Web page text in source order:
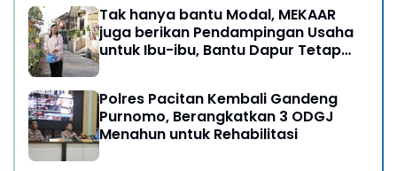
Tak hanya bantu Modal, MEKAAR
juga berikan Pendampingan Usaha
untuk Ibu-ibu, Bantu Dapur Tetap
Polres Pacitan Kembali Gandeng
Purnomo, Berangkatkan 3 ODGJ
Menahun untuk Rehabilitasi